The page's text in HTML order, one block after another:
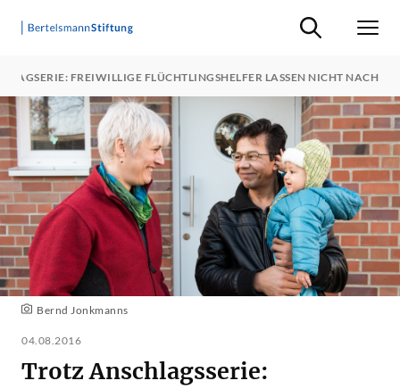
Suche ein-/
FREIWILLIGE FLÜCHTLINGSHELFER LASSEN NICHT NACH
Bernd Jonkmanns
04.08.2016
Trotz Anschlagsserie: